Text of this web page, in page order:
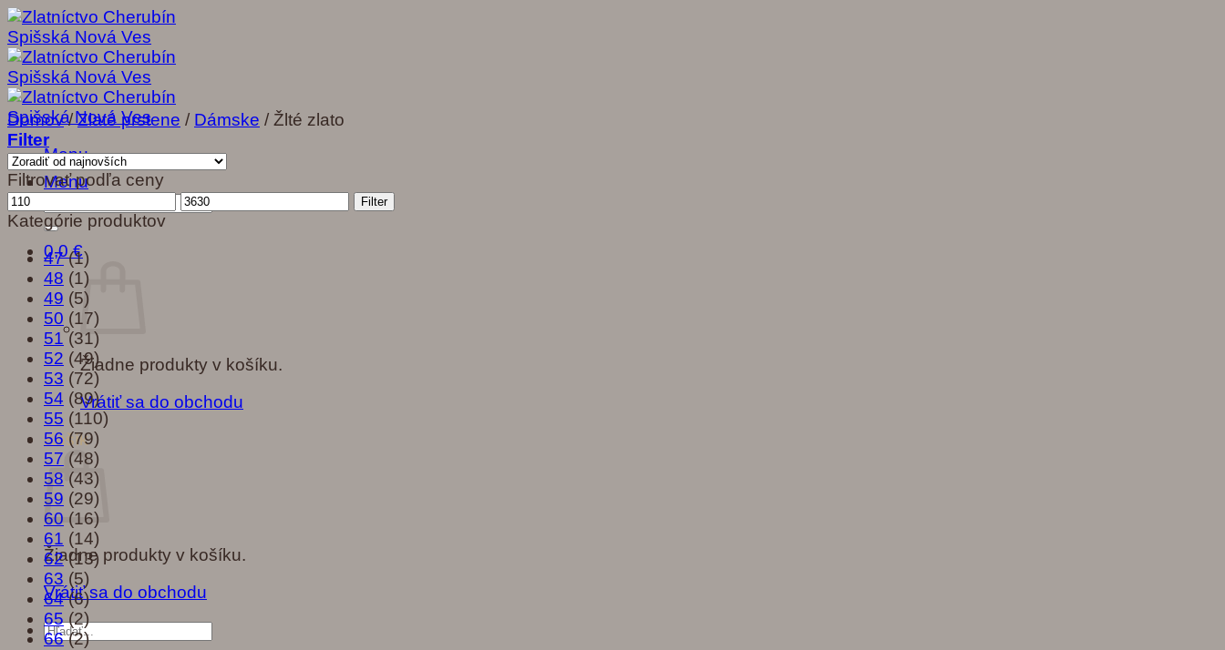
Skip
to
content
Menu
Menu
0,0€
Žiadne produkty v košíku.
Vrátiť sa do obchodu
Košík
Žiadne produkty v košíku.
Vrátiť sa do obchodu
Hľadať:
Domov / Zlaté prstene / Dámske / Žlté zlato
Filter
Filtrovať podľa ceny
Minimálna
cena
Maximálna
cena
Filter
Kategórie produktov
47 (1)
48 (1)
49 (5)
50 (17)
51 (31)
52 (49)
53 (72)
54 (89)
55 (110)
56 (79)
57 (48)
58 (43)
59 (29)
60 (16)
61 (14)
62 (13)
63 (5)
64 (6)
65 (2)
66 (2)